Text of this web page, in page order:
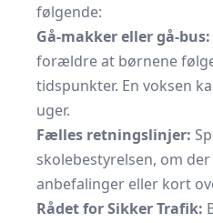
følgende:
Gå-makker eller gå-bus:
forældre at børnene
tidspunkter. En voksen
uger.
Fælles retningslinjer:
skolebestyrelsen, om
anbefalinger eller kort
Rådet for Sikker Trafik: